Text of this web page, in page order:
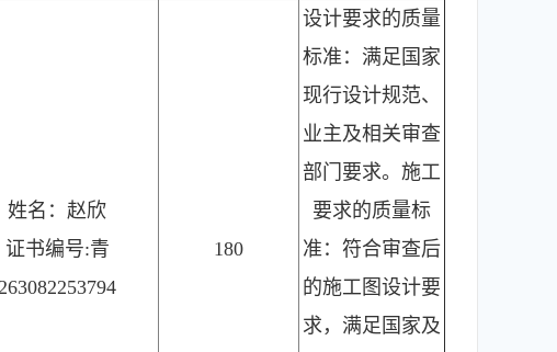
姓名：赵欣
证书编号:青
180
设计要求的质量
标准：满足国家
现行设计规范、
业主及相关审查
部门要求。施工
要求的质量标
准：符合审查后
的施工图设计要
求，满足国家及